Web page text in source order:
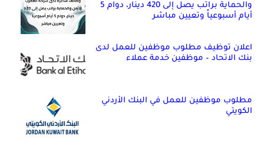
والحماية براتب يصل إلى 420 دينار، دوام 5
أيام أسبوعياً وتعيين مباشر
اعلان توظيف مطلوب موظفين للعمل لدى
بنك الاتحاد – موظفين خدمة عملاء
مطلوب موظفين للعمل في البنك الأردني
الكويتي